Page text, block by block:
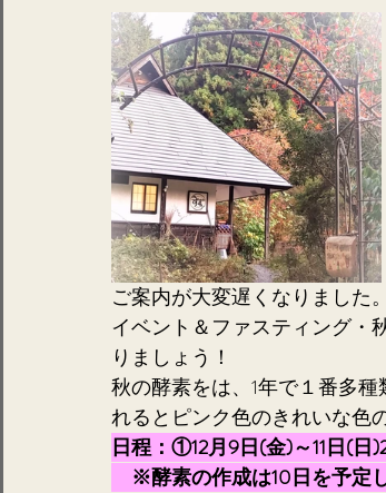
ご案内が大変遅くなりました。
イベント＆ファスティング・
りましょう！
秋の酵素をは、1年で１番多
れるとピンク色のきれいな色
日程：①12月9日(金)～11日(日
※酵素の作成は10日を予定